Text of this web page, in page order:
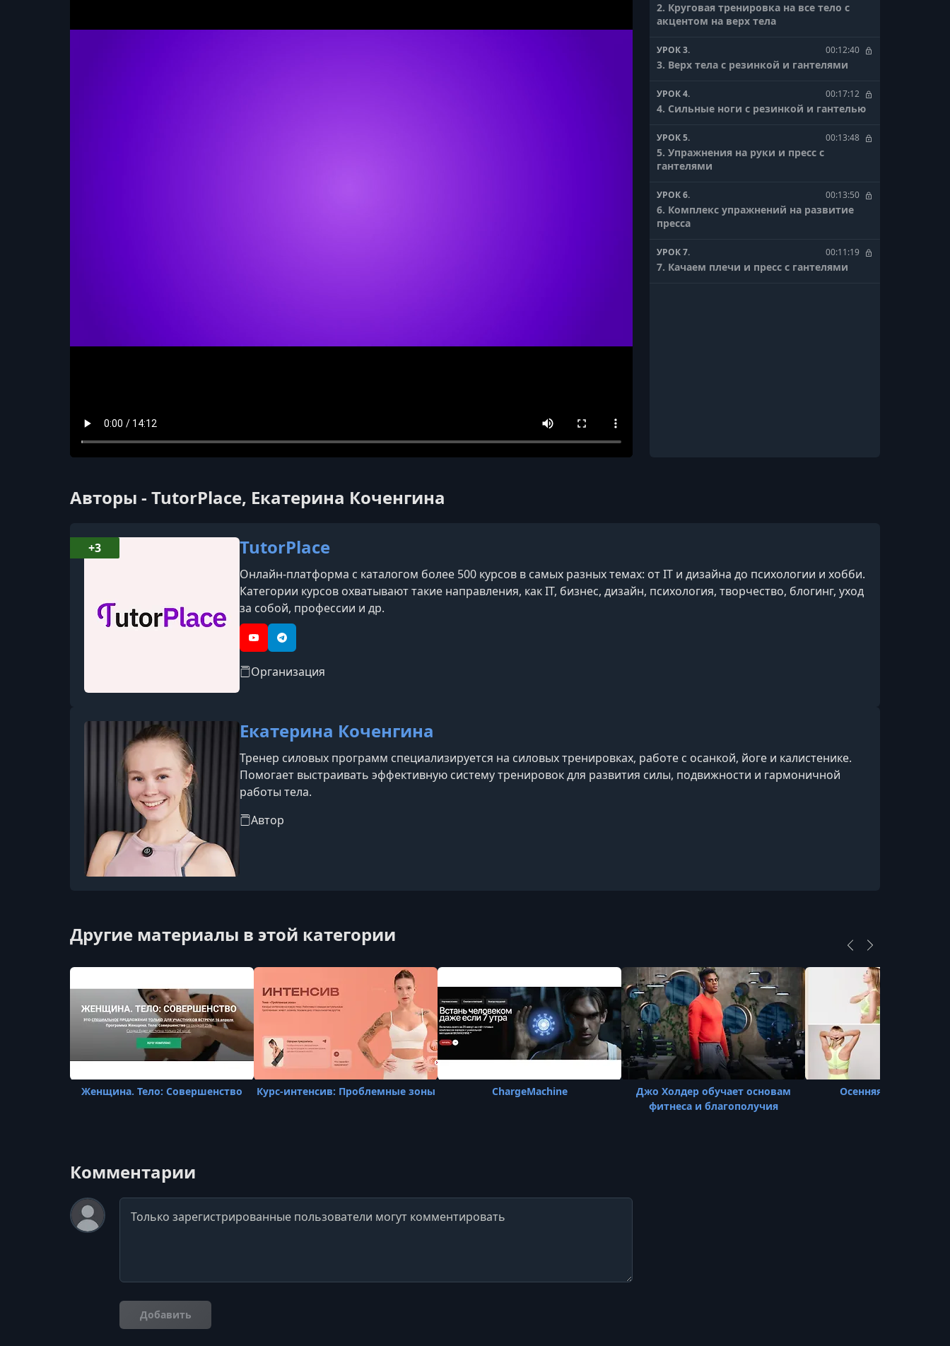
2. Круговая тренировка на все тело с
акцентом на верх тела
УРОК 3. 00:12:40
3. Верх тела с резинкой и гантелями
УРОК 4. 00:17:12
4. Сильные ноги с резинкой и гантелью
УРОК 5. 00:13:48
5. Упражнения на руки и пресс с
гантелями
УРОК 6. 00:13:50
6. Комплекс упражнений на развитие
пресса
УРОК 7. 00:11:19
7. Качаем плечи и пресс с гантелями
Авторы - TutorPlace, Екатерина Коченгина
TutorPlace
Онлайн-платформа с каталогом более 500 курсов в самых разных темах: от IT и дизайна до психологии и хобби.
Категории курсов охватывают такие направления, как IT, бизнес, дизайн, психология, творчество, блогинг, уход
за собой, профессии и др.
YouTubeTelegram
Организация
+3
Екатерина Коченгина
Тренер силовых программ специализируется на силовых тренировках, работе с осанкой, йоге и калистенике.
Помогает выстраивать эффективную систему тренировок для развития силы, подвижности и гармоничной
работы тела.
Автор
Другие материалы в этой категории
Женщина. Тело: Совершенство Курс-интенсив: Проблемные зоны ChargeMachine
Джо Холдер обучает основам
фитнеса и благополучия
Осенняя
Комментарии
Комментарий
Добавить